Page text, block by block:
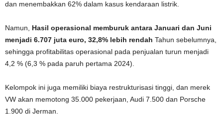
dan menembakkan 62% dalam kasus kendaraan listrik.
Namun, Hasil operasional memburuk antara Januari dan Juni
menjadi 6.707 juta euro, 32,8% lebih rendah Tahun sebelumnya,
sehingga profitabilitas operasional pada penjualan turun menjadi
4,2 % (6,3 % pada paruh pertama 2024).
Kelompok ini juga memiliki biaya restrukturisasi tinggi, dan merek
VW akan memotong 35.000 pekerjaan, Audi 7.500 dan Porsche
1.900 di Jerman.